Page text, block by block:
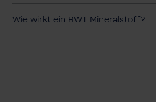
Wie wirkt ein BWT Mineralstoff?